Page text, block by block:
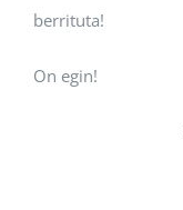
berrituta!
On egin!